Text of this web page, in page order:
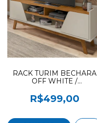
RACK TURIM BECHARA
OFF WHITE /
R$499,00